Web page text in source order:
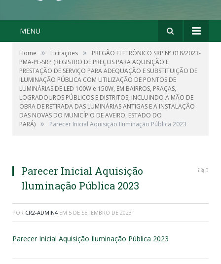
MENU
Home » Licitações »
PREGÃO ELETRÔNICO SRP Nº 018/2023-
PMA-PE-SRP (REGISTRO DE PREÇOS PARA AQUISIÇÃO E
PRESTAÇÃO DE SERVIÇO PARA ADEQUAÇÃO E SUBSTITUIÇÃO DE
ILUMINAÇÃO PÚBLICA COM UTILIZAÇÃO DE PONTOS DE
LUMINÁRIAS DE LED 100W e 150W, EM BAIRROS, PRAÇAS,
LOGRADOUROS PÚBLICOS E DISTRITOS, INCLUINDO A MÃO DE
OBRA DE RETIRADA DAS LUMINÁRIAS ANTIGAS E A INSTALAÇÃO
DAS NOVAS DO MUNICÍPIO DE AVEIRO, ESTADO DO
PARÁ) » Parecer Inicial Aquisição Iluminação Pública 2023
Parecer Inicial Aquisição
Iluminação Pública 2023
0
POR CR2-ADMIN4 EM 5 DE SETEMBRO DE 2023
Parecer Inicial Aquisição Iluminação Pública 2023